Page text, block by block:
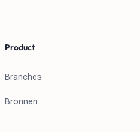
Product
Branches
Bronnen